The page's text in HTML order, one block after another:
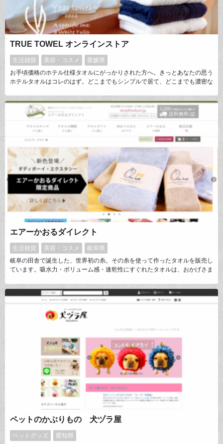
TRUE TOWEL オンラインストア
生活雑貨 美容・コスメ
愛媛県
お手頃価格のホテル仕様タオルにがっかりされた方へ。きっとあなたの思う
ホテルタオルはコレのはず。どこまでもシンプルで居て、どこまでも濃密な
技術と想いを生かした、これからの「定番基準」となるタオルを今治から。
エアーかおるダイレクト
生活雑貨 美容・コスメ
岐阜県
岐阜の田舎で誕生した、世界初の糸。その糸を使って作ったタオルを販売し
ています。吸水力・ボリューム感・速乾性にすぐれたタオルは、おかげさま
ペットのかぶりもの 犬ヅラ屋
ペットグッズ
愛知県